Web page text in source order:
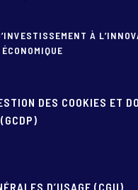
À
DES COOKIES ET
D’USAGE (CGU)